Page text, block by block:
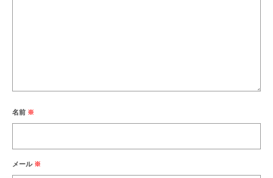
名前 ※
メール ※